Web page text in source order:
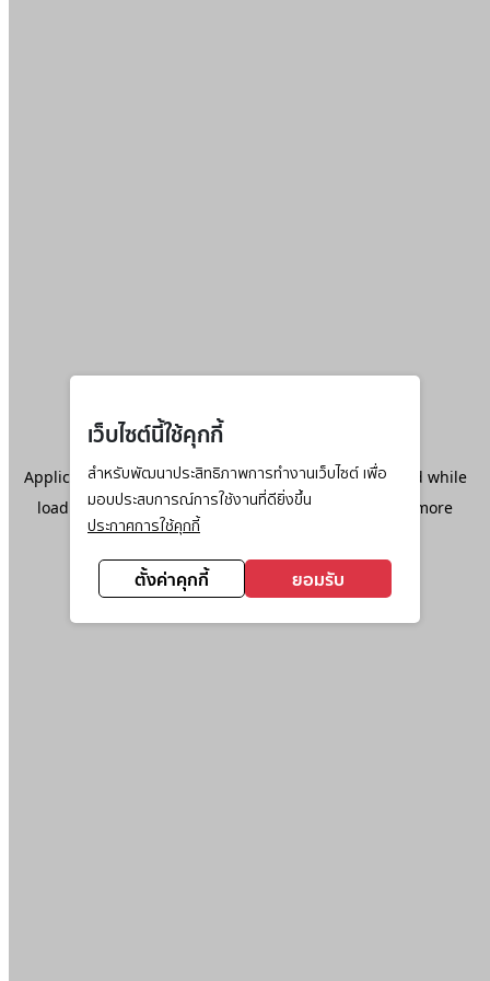
เว็บไซต์นี้ใช้คุกกี้
สำหรับพัฒนาประสิทธิภาพการทำงานเว็บไซต์ เพื่อ
มอบประสบการณ์การใช้งานที่ดียิ่งขึ้น
ประกาศการใช้คุกกี้
ตั้งค่าคุกกี้ ยอมรับ
Application error: aclient-side exception has occurred while
loadingwww.ktc.co.th(see the browser console
for more
information).